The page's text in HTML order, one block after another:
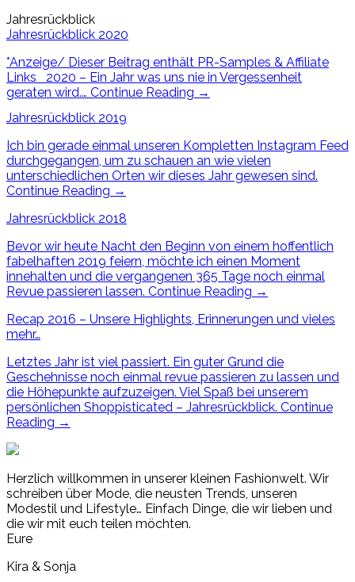
Jahresrückblick
Jahresrückblick 2020
*Anzeige/ Dieser Beitrag enthält PR-Samples & Affiliate
Links 2020 – Ein Jahr was uns nie in Vergessenheit
geraten wird.… Continue Reading →
Jahresrückblick 2019
Ich bin gerade einmal unseren Kompletten Instagram Feed
durchgegangen, um zu schauen an wie vielen
unterschiedlichen Orten wir dieses Jahr gewesen sind.
Continue Reading →
Jahresrückblick 2018
Bevor wir heute Nacht den Beginn von einem hoffentlich
fabelhaften 2019 feiern, möchte ich einen Moment
innehalten und die vergangenen 365 Tage noch einmal
Revue passieren lassen. Continue Reading →
Recap 2016 – Unsere Highlights, Erinnerungen und vieles
mehr…
Letztes Jahr ist viel passiert. Ein guter Grund die
Geschehnisse noch einmal revue passieren zu lassen und
die Höhepunkte aufzuzeigen. Viel Spaß bei unserem
persönlichen Shoppisticated – Jahresrückblick. Continue
Reading →
Herzlich willkommen in unserer kleinen Fashionwelt. Wir
schreiben über Mode, die neusten Trends, unseren
Modestil und Lifestyle… Einfach Dinge, die wir lieben und
die wir mit euch teilen möchten.
Eure
Kira & Sonja